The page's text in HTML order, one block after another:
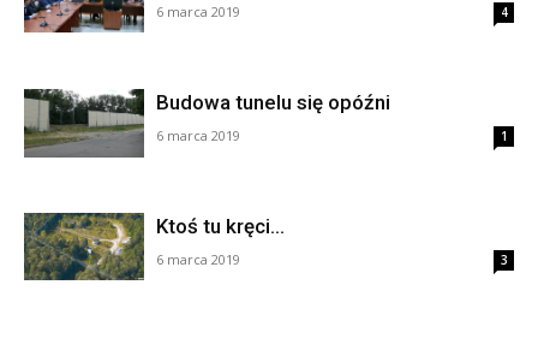
6 marca 2019 4
Budowa tunelu się opóźni
6 marca 2019 1
Ktoś tu kręci…
6 marca 2019 3